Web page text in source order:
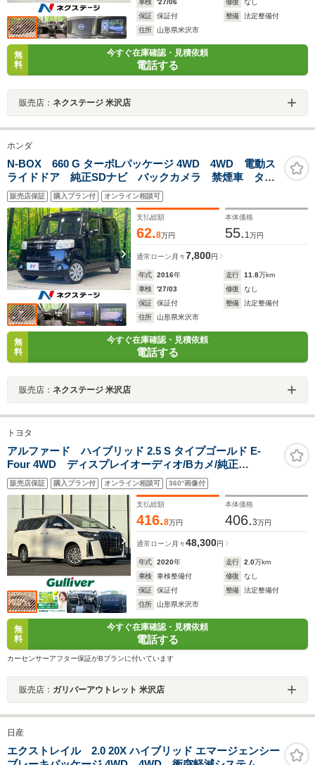
車検
'27/06 修復
なし
保証
保証付 整備
法定整備付
住所
山形県米沢市
無
料
今すぐ在庫確認・見積依頼
電話する
販売店： ネクステージ 米沢店
ホンダ
N-BOX 660 G ターボLパッケージ 4WD 4WD 電動ス
ライドドア 純正SDナビ バックカメラ 禁煙車 ター
ボ ドラレコ スマートキー ビルトインETC クルコ
ン 純正 オートエアコン Bluetooth DVD再生 フル
セグ パドルシフト
販売店保証 購入プラン付 オンライン相談可
支払総額
62.8万円
本体価格
55. 1万円
通常ローン 月々7,800円
年式 2016年 走行 11.8万km
車検
'27/03 修復
なし
保証
保証付 整備
法定整備付
住所
山形県米沢市
無
料
今すぐ在庫確認・見積依頼
電話する
販売店： ネクステージ 米沢店
トヨタ
アルファード ハイブリッド 2.5 S タイプゴールド E-
Four 4WD ディスプレイオーディオ/Bカメ/純正
AW/ETC/デジタルインナーミラー/純正フロアマット/クル
ーズコントロール/両側パワースライドドア/ドラレコ/電動
リアゲート/ドアバイザー/電動格納ミラー/LED
販売店保証 購入プラン付 オンライン相談可 360°画像付
支払総額
416.8万円
本体価格
406.3万円
通常ローン 月々48,300円
年式 2020年 走行 2.0万km
車検
車検整備付 修復
なし
保証
保証付 整備
法定整備付
住所
山形県米沢市
無
料
今すぐ在庫確認・見積依頼
電話する
カーセンサーアフター保証がBプランに付いています
販売店： ガリバーアウトレット 米沢店
日産
エクストレイル 2.0 20X ハイブリッド エマージェンシー